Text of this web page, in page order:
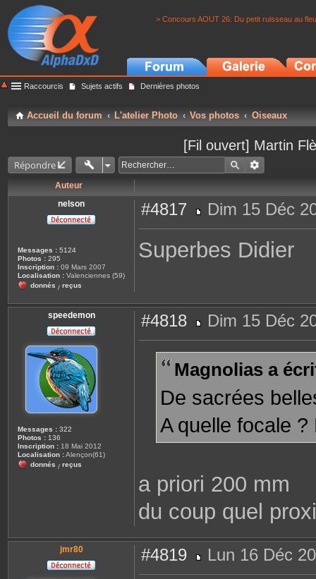
> Concours AOUT 26: Du petit ruisseau au
Raccourcis Sujets actifs Dernières photos
Accueil du forum L'atelier Photo Vos photos Oiseaux
[Fil ouvert] Martin
Répondre
Auteur
nelson
Messages : 5124
Photos : 295
Inscription : 09 Mars 2007
Localisation : Valenciennes (59)
donnés / reçus
#4817
e
s
a
Dim 15 Déc
Superbes Didier
speedemon
Messages : 322
Photos : 136
Inscription : 18 Mai 2012
Localisation :Alençon(61)
donnés / reçus
#4818
e
g
e
Dim 15 Déc
Magnolias a
De sacrées
A quelle focale ?
a priori 200 mm
du coup quel
jmr80 #4819
e
Lun 16 Déc